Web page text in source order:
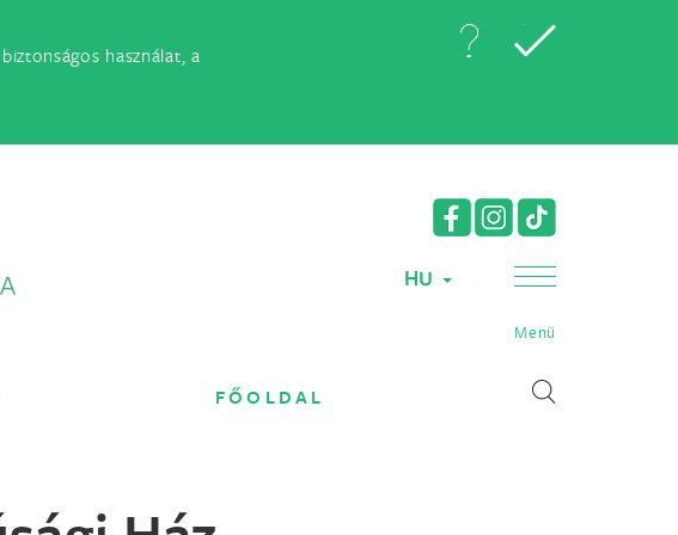
használat, a
HU
Menü
FŐOLDAL